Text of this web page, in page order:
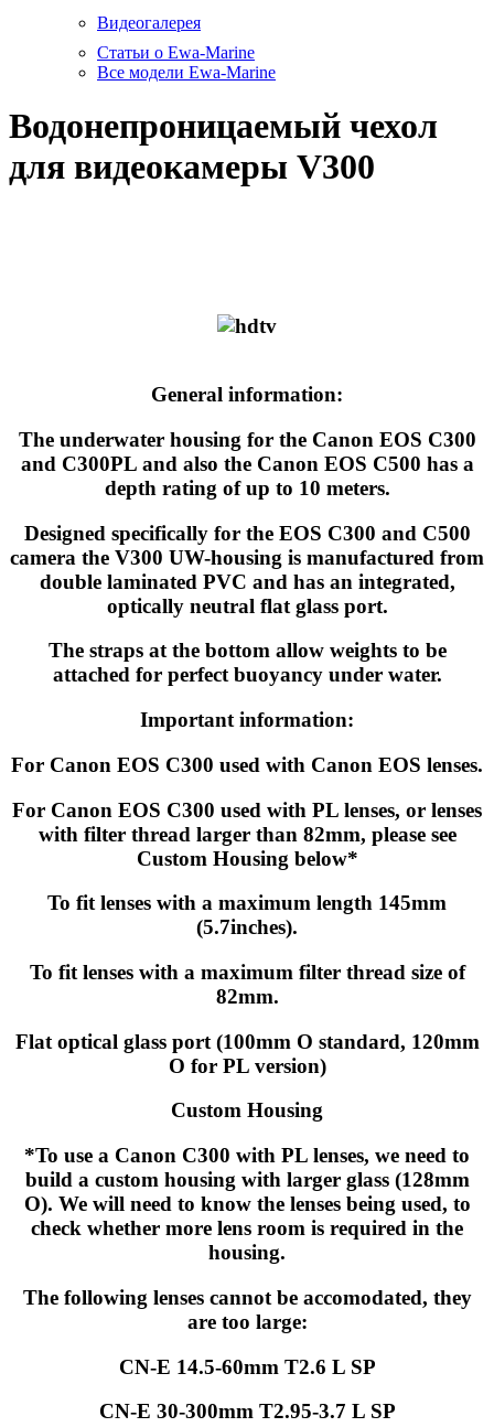
Видеогалерея
Статьи о Ewa-Marine
Все модели Ewa-Marine
Водонепроницаемый чехол
для видеокамеры V300
General information:
The underwater housing for the Canon EOS C300
and C300PL and also the Canon EOS C500 has a
depth rating of up to 10 meters.
Designed specifically for the EOS C300 and C500
camera the V300 UW-housing is manufactured from
double laminated PVC and has an integrated,
optically neutral flat glass port.
The straps at the bottom allow weights to be
attached for perfect buoyancy under water.
Important information:
For Canon EOS C300 used with Canon EOS lenses.
For Canon EOS C300 used with PL lenses, or lenses
with filter thread larger than 82mm, please see
Custom Housing below*
To fit lenses with a maximum length 145mm
(5.7inches).
To fit lenses with a maximum filter thread size of
82mm.
Flat optical glass port (100mm O standard, 120mm
O for PL version)
Custom Housing
*To use a Canon C300 with PL lenses, we need to
build a custom housing with larger glass (128mm
O). We will need to know the lenses being used, to
check whether more lens room is required in the
housing.
The following lenses cannot be accomodated, they
are too large:
CN-E 14.5-60mm T2.6 L SP
CN-E 30-300mm T2.95-3.7 L SP